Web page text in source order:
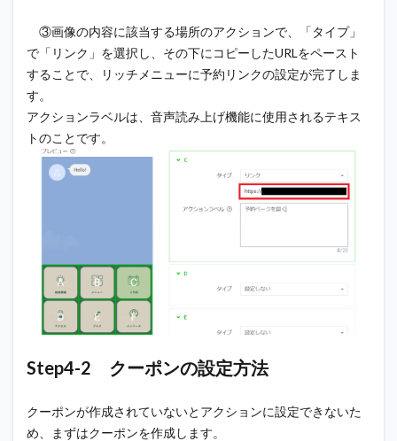
③画像の内容に該当する場所のアクションで、「タイプ」
で「リンク」を選択し、その下にコピーしたURLをペースト
することで、リッチメニューに予約リンクの設定が完了しま
す。
アクションラベルは、音声読み上げ機能に使用されるテキス
トのことです。
Step4-2 クーポンの設定方法
クーポンが作成されていないとアクションに設定できないた
め、まずはクーポンを作成します。